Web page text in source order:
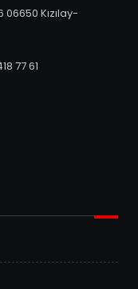
Kızılay-
77 61